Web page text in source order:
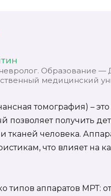
Образование —
медицинский
томография) –
позволяет получить
тканей человека.
что влияет на
типов аппаратов МРТ: